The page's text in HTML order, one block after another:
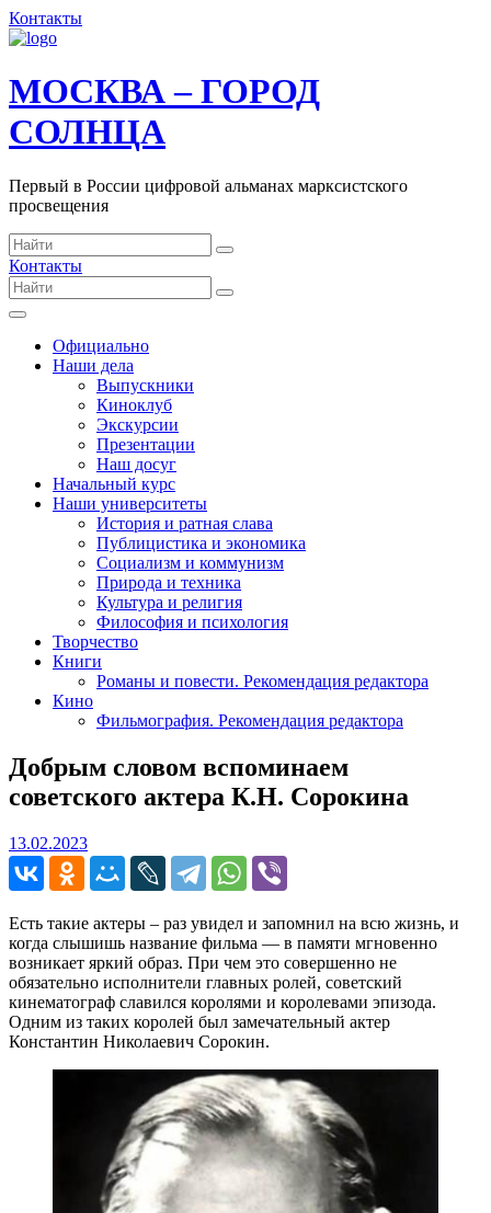
Контакты
МОСКВА – ГОРОД
СОЛНЦА
Первый в России цифровой альманах марксистского
просвещения
Контакты
Официально
Наши дела
Выпускники
Киноклуб
Экскурсии
Презентации
Наш досуг
Начальный курс
Наши университеты
История и ратная слава
Публицистика и экономика
Социализм и коммунизм
Природа и техника
Культура и религия
Философия и психология
Творчество
Книги
Романы и повести. Рекомендация редактора
Кино
Фильмография. Рекомендация редактора
Добрым словом вспоминаем
советского актера К.Н. Сорокина
13.02.202313.02.2023
Есть такие актеры – раз увидел и запомнил на всю жизнь, и
когда слышишь название фильма — в памяти мгновенно
возникает яркий образ. При чем это совершенно не
обязательно исполнители главных ролей, советский
кинематограф славился королями и королевами эпизода.
Одним из таких королей был замечательный актер
Константин Николаевич Сорокин.